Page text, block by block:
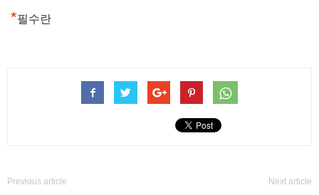
*필수란
Previous article Next article